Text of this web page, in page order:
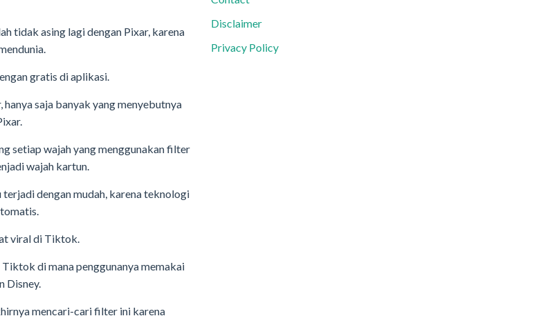
tidak asing lagi dengan Pixar, karena
gratis di aplikasi.
saja banyak yang menyebutnya
setiap wajah yang menggunakan filter
wajah kartun.
dengan mudah, karena teknologi
viral di Tiktok.
di mana penggunanya memakai
Disney.
mencari-cari filter ini karena
Disclaimer
Privacy Policy